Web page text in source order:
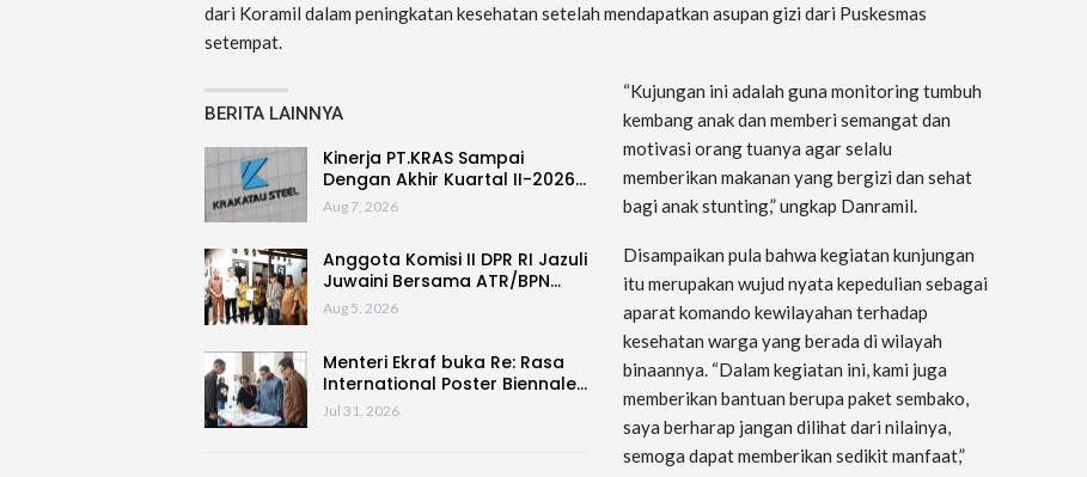
dari Koramil dalam peningkatan kesehatan setelah mendapatkan asupan gizi dari Puskesmas
setempat.
BERITA LAINNYA
Kinerja PT.KRAS Sampai
Dengan Akhir Kuartal II-2026…
Aug 7, 2026
Anggota Komisi II DPR RI Jazuli
Juwaini Bersama ATR/BPN…
Aug 5, 2026
Menteri Ekraf buka Re: Rasa
International Poster Biennale…
Jul 31, 2026
“Kujungan ini adalah guna monitoring tumbuh
kembang anak dan memberi semangat dan
motivasi orang tuanya agar selalu
memberikan makanan yang bergizi dan sehat
bagi anak stunting,” ungkap Danramil.
Disampaikan pula bahwa kegiatan kunjungan
itu merupakan wujud nyata kepedulian sebagai
aparat komando kewilayahan terhadap
kesehatan warga yang berada di wilayah
binaannya. “Dalam kegiatan ini, kami juga
memberikan bantuan berupa paket sembako,
saya berharap jangan dilihat dari nilainya,
semoga dapat memberikan sedikit manfaat,”